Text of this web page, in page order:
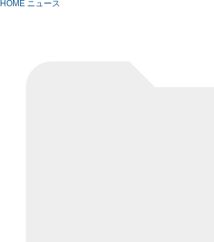
HOME ニュース